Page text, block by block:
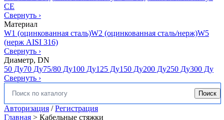
CE
Свернуть ›
Материал
W1 (оцинкованная сталь)W2 (оцинкованная сталь/нерж)W5
(нерж AISI 316)
Свернуть ›
Диаметр, DN
50 Ду70 Ду75/80 Ду100 Ду125 Ду150 Ду200 Ду250 Ду300 Ду
Свернуть ›
Искать: Поиск
Авторизация /Регистрация
Главная > Кабельные стяжки